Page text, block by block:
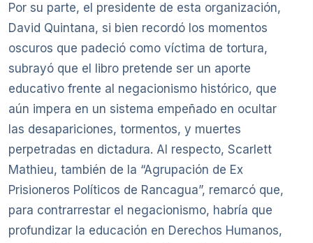
Por su parte, el presidente de esta organización,
David Quintana, si bien recordó los momentos
oscuros que padeció como víctima de tortura,
subrayó que el libro pretende ser un aporte
educativo frente al negacionismo histórico, que
aún impera en un sistema empeñado en ocultar
las desapariciones, tormentos, y muertes
perpetradas en dictadura. Al respecto, Scarlett
Mathieu, también de la “Agrupación de Ex
Prisioneros Políticos de Rancagua”, remarcó que,
para contrarrestar el negacionismo, habría que
profundizar la educación en Derechos Humanos,